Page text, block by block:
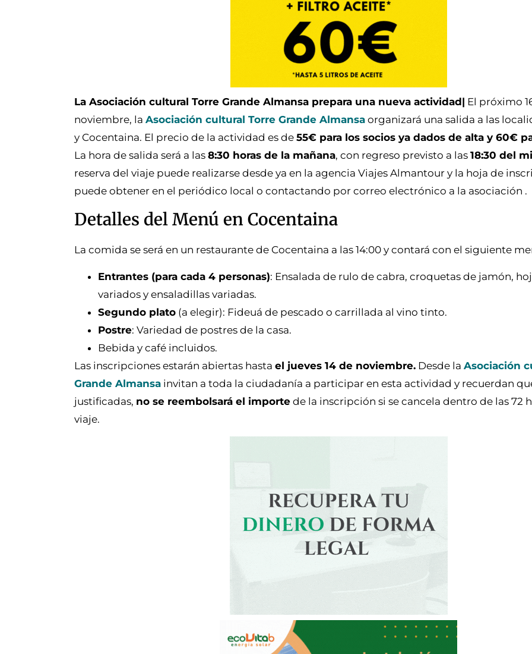
La Asociación cultural Torre Grande Almansa prepara una nueva actividad| El próximo
noviembre, la Asociación cultural Torre Grande Almansa organizará una salida a las
y Cocentaina. El precio de la actividad es de 55€ para los socios ya dados de alta y 60€
La hora de salida será a las 8:30 horas de la mañana, con regreso previsto a las 18:30 del
reserva del viaje puede realizarse desde ya en la agencia Viajes Almantour y la hoja de
puede obtener en el periódico local o contactando por correo electrónico a la asociación .
Detalles del Menú en Cocentaina
La comida se será en un restaurante de Cocentaina a las 14:00 y contará con el siguiente
Entrantes (para cada 4 personas): Ensalada de rulo de cabra, croquetas de jamón,
variados y ensaladillas variadas.
Segundo plato (a elegir): Fideuá de pescado o carrillada al vino tinto.
Postre: Variedad de postres de la casa.
Bebida y café incluidos.
Las inscripciones estarán abiertas hasta el jueves 14 de noviembre. Desde la Asociación
Grande Almansa invitan a toda la ciudadanía a participar en esta actividad y recuerdan
justificadas, no se reembolsará el importe de la inscripción si se cancela dentro de las 72
viaje.